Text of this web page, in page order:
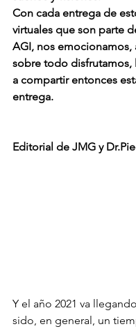
Con cada entrega de
virtuales que son parte
AGI, nos emocionamos,
sobre todo disfrutamos,
a compartir entonces
entrega.
Editorial de JMG y
Y el año 2021 va
sido, en general, un